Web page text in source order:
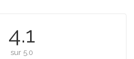
4.1
sur 5.0